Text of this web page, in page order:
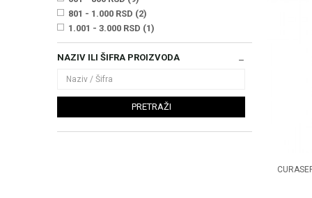
801 - 1.000 RSD (2)
1.001 - 3.000 RSD (1)
NAZIV ILI ŠIFRA PROIZVODA
PRETRAŽI